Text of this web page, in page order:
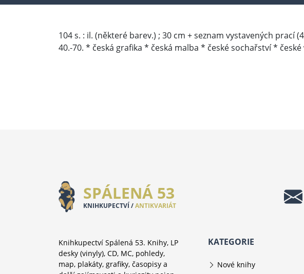
104 s. : il. (některé barev.) ; 30 cm + seznam vystavených prací
40.-70. * česká grafika * česká malba * české sochařství *
SPÁLENÁ 53
KNIHKUPECTVÍ /ANTIKVARIÁT
Knihkupectví Spálená 53. Knihy, LP
desky (vinyly), CD, MC, pohledy,
map, plakáty, grafiky, časopisy a
KATEGORIE
Nové knihy